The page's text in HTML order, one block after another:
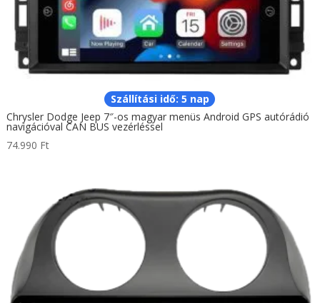
Szállítási idő: 5 nap
Chrysler Dodge Jeep 7″-os magyar menüs Android GPS autórádió
navigációval CAN BUS vezérléssel
74.990 Ft